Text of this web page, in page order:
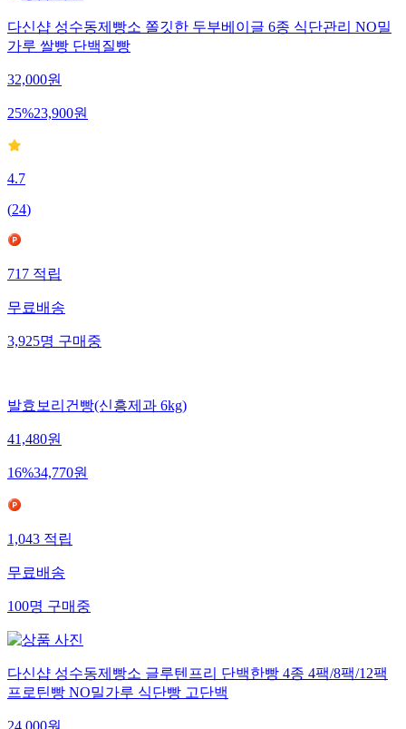
다신샵 성수동제빵소 쫄깃한 두부베이글 6종 식단관리 NO밀
가루 쌀빵 단백질빵
32,000원
25%23,900원
4.7
(24)
717적립
무료배송
3,925명구매중
발효보리건빵(신흥제과 6kg)
41,480원
16%34,770원
1,043적립
무료배송
100명구매중
다신샵 성수동제빵소 글루텐프리 단백한빵 4종 4팩/8팩/12팩
프로틴빵 NO밀가루 식단빵 고단백